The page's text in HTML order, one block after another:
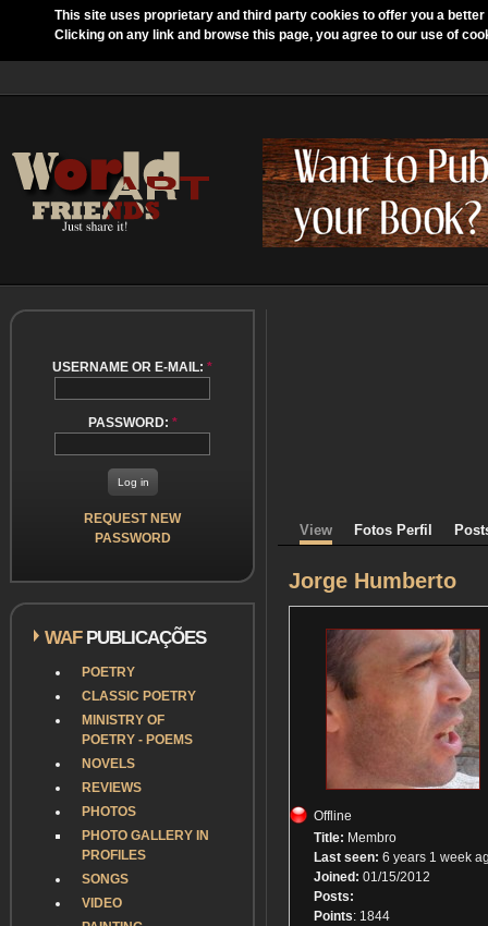
This site uses proprietary and third party cookies to offer you a
Clicking on any link and browse this page, you agree to our use of
USERNAME OR E-MAIL: *
PASSWORD: *
REQUEST NEW
PASSWORD
WAFPUBLICAÇÕES
POETRY
CLASSIC POETRY
MINISTRY OF
POETRY - POEMS
NOVELS
REVIEWS
PHOTOS
PHOTO GALLERY IN
PROFILES
SONGS
VIDEO
View Fotos Perfil
Jorge Humberto
Offline
Title: Membro
Last seen: 6 years 1 week
Joined: 01/15/2012
Posts:
Points: 1844